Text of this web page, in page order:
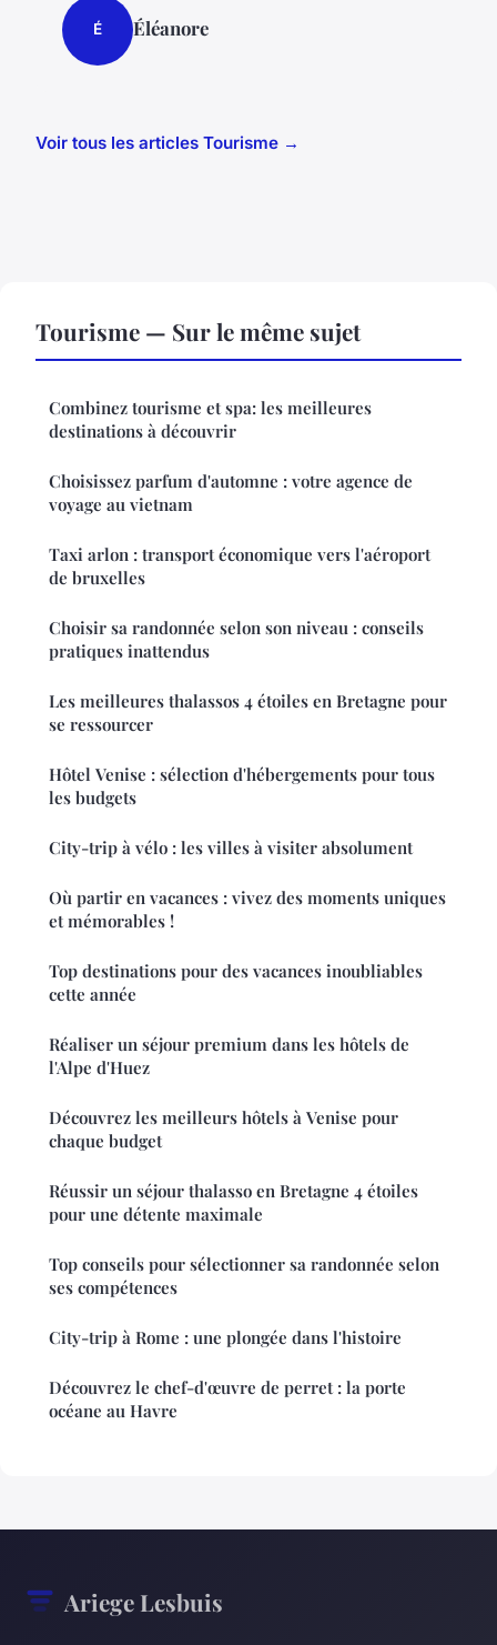
É Éléanore
Voir tous les articles Tourisme →
Tourisme — Sur le même sujet
Combinez tourisme et spa: les meilleures
destinations à découvrir
Choisissez parfum d'automne : votre agence de
voyage au vietnam
Taxi arlon : transport économique vers l'aéroport
de bruxelles
Choisir sa randonnée selon son niveau : conseils
pratiques inattendus
Les meilleures thalassos 4 étoiles en Bretagne pour
se ressourcer
Hôtel Venise : sélection d'hébergements pour tous
les budgets
City-trip à vélo : les villes à visiter absolument
Où partir en vacances : vivez des moments uniques
et mémorables !
Top destinations pour des vacances inoubliables
cette année
Réaliser un séjour premium dans les hôtels de
l'Alpe d'Huez
Découvrez les meilleurs hôtels à Venise pour
chaque budget
Réussir un séjour thalasso en Bretagne 4 étoiles
pour une détente maximale
Top conseils pour sélectionner sa randonnée selon
ses compétences
City-trip à Rome : une plongée dans l'histoire
Découvrez le chef-d'œuvre de perret : la porte
océane au Havre
Ariege Lesbuis